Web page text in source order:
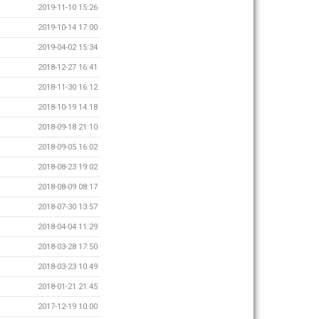
2019-11-10 15:26
2019-10-14 17:00
2019-04-02 15:34
2018-12-27 16:41
2018-11-30 16:12
2018-10-19 14:18
2018-09-18 21:10
2018-09-05 16:02
2018-08-23 19:02
2018-08-09 08:17
2018-07-30 13:57
2018-04-04 11:29
2018-03-28 17:50
2018-03-23 10:49
2018-01-21 21:45
2017-12-19 10:00